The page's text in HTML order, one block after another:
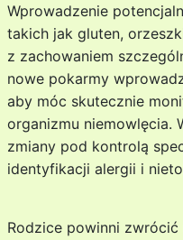
Wprowadzenie
takich jak gluten,
z zachowaniem
nowe pokarmy
aby móc skutecznie
organizmu niemowlęcia.
zmiany pod kontrolą
identyfikacji alergii i
Rodzice powinni